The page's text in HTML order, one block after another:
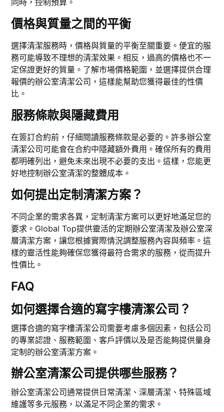
同時，控制預算。
價格與質量之間的平衡
選擇清潔服務時，價格與質量的平衡至關重要。便宜的服
務可能導致不理想的清潔效果。相反，過高的價格也不一
定保證更好的質量。了解市場價格範圍，並選擇提供合理
報價的辦公室清潔公司，這樣能幫助您獲得最佳的性價
比。
服務條款與隱藏費用
在簽訂合約前，仔細閱讀服務條款是必要的。許多辦公室
清潔公司可能會在合約中隱藏額外費用。確保所有的費用
都明確列出，避免未來出現不必要的支出。這樣，您能更
好地控制辦公室清潔的整體成本。
如何提出定制清潔方案？
不同企業的需求各異，定制清潔方案可以更好地滿足您的
要求。Global Top提供靈活的定期辦公室清潔及辦公室深
層清潔方案，讓您根據實際情況調整服務內容與頻率。這
樣的靈活性能夠確保您獲得最符合需求的服務，從而提升
性價比。
FAQ
如何選擇合適的寫字樓清潔公司？
選擇合適的寫字樓清潔公司需要考慮多個因素，包括公司
的專業認證、服務範圍、客戶評價以及是否能夠提供量身
定制的辦公室清潔方案。
辦公室清潔公司提供哪些服務？
辦公室清潔公司通常提供日常清潔、深層清潔、特殊區域
維護等多元服務，以滿足不同企業的需求。